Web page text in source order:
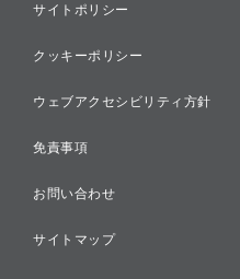
サイトポリシー
クッキーポリシー
ウェブアクセシビリティ方針
免責事項
お問い合わせ
サイトマップ